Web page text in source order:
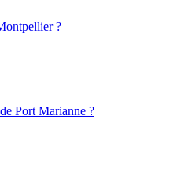
?
Port Marianne ?